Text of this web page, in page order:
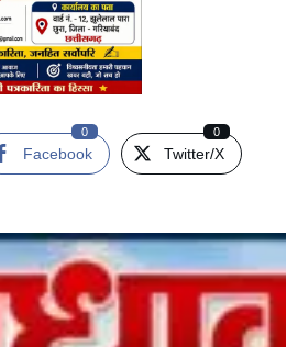
Facebook
0
Twitter/X
0